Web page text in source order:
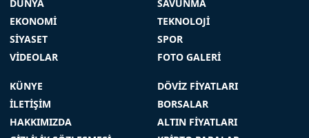
DÜNYA
EKONOMİ
SİYASET
VİDEOLAR
SAVUNMA
TEKNOLOJİ
SPOR
FOTO GALERİ
KÜNYE
İLETİŞİM
HAKKIMIZDA
DÖVİZ FİYATLARI
BORSALAR
ALTIN FİYATLARI